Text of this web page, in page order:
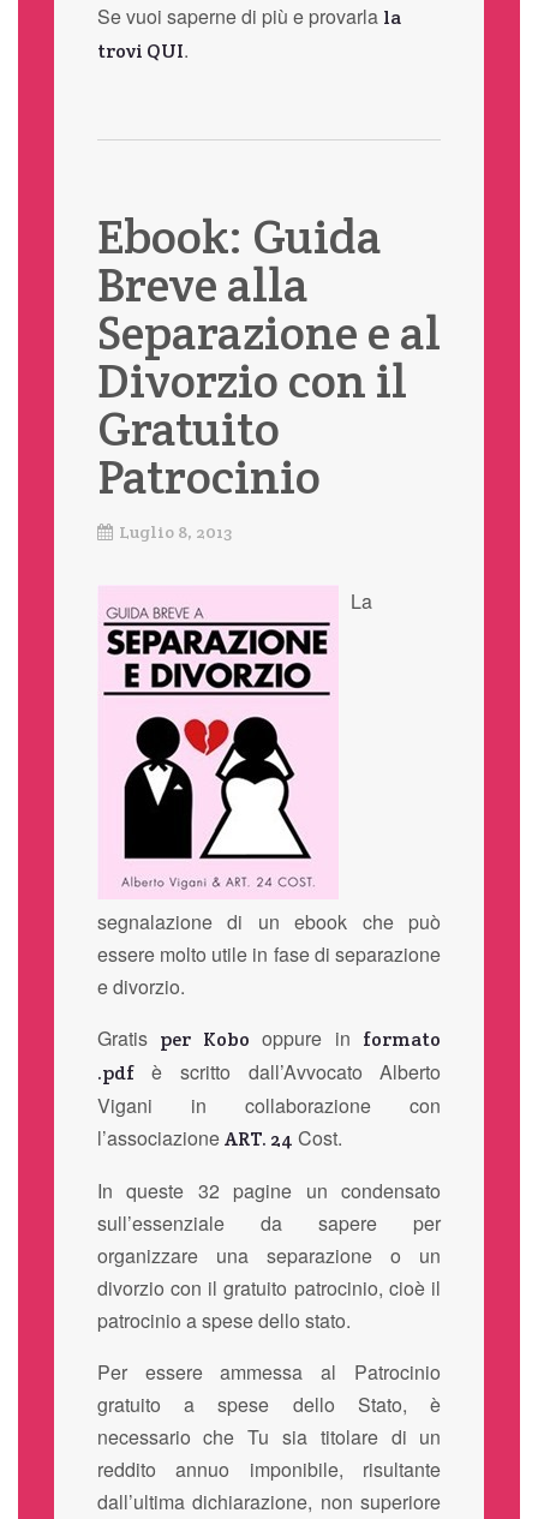
Se vuoi saperne di più e provarla la
trovi QUI.
Ebook: Guida
Breve alla
Separazione e al
Divorzio con il
Gratuito
Patrocinio
Luglio 8, 2013
La
segnalazione di un ebook che può
essere molto utile in fase di separazione
e divorzio.
Gratis per Kobo oppure in formato
.pdfè scritto dall’Avvocato Alberto
Vigani in collaborazione con
l’associazioneART. 24 Cost.
In queste 32 pagine un condensato
sull’essenziale da sapere per
organizzare una separazione o un
divorzio con il gratuito patrocinio, cioè il
patrocinio a spese dello stato.
Per essere ammessa al Patrocinio
gratuito a spese dello Stato, è
necessario che Tu sia titolare di un
reddito annuo imponibile, risultante
dall’ultima dichiarazione, non superiore